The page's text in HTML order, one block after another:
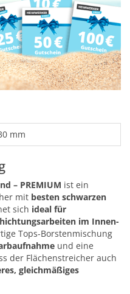
mm
– PREMIUM ist ein
mit besten schwarzen
sich ideal für
im Innen-
Tops-Borstenmischung
und eine
der Flächenstreicher auch
gleichmäßiges